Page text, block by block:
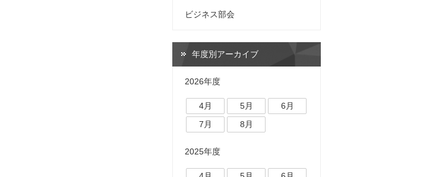
ビジネス部会
年度別アーカイブ
2026年度
4月 5月
6月
7月
8月
2025年度